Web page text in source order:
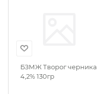
БЗМЖ Творог черника
4,2% 130гр